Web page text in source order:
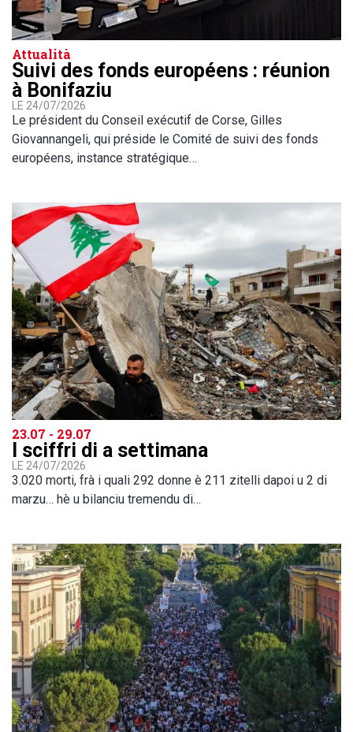
Attualità
Suivi des fonds européens : réunion
à Bonifaziu
LE 24/07/2026
Le président du Conseil exécutif de Corse, Gilles
Giovannangeli, qui préside le Comité de suivi des fonds
européens, instance stratégique…
23.07 - 29.07
I sciffri di a settimana
LE 24/07/2026
3.020 morti, frà i quali 292 donne è 211 zitelli dapoi u 2 di
marzu… hè u bilanciu tremendu di…